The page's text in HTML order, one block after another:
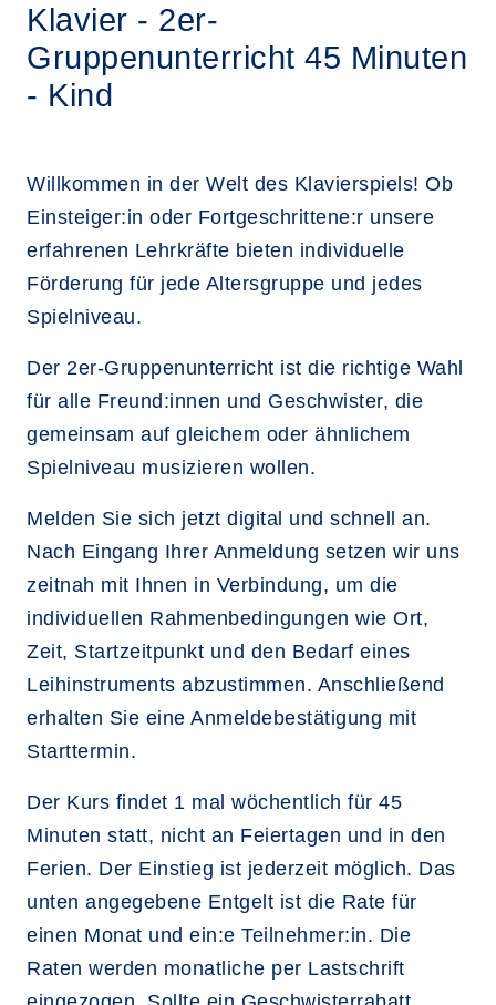
Klavier - 2er-
Gruppenunterricht 45 Minuten
- Kind
Willkommen in der Welt des Klavierspiels! Ob
Einsteiger:in oder Fortgeschrittene:r unsere
erfahrenen Lehrkräfte bieten individuelle
Förderung für jede Altersgruppe und jedes
Spielniveau.
Der 2er-Gruppenunterricht ist die richtige Wahl
für alle Freund:innen und Geschwister, die
gemeinsam auf gleichem oder ähnlichem
Spielniveau musizieren wollen.
Melden Sie sich jetzt digital und schnell an.
Nach Eingang Ihrer Anmeldung setzen wir uns
zeitnah mit Ihnen in Verbindung, um die
individuellen Rahmenbedingungen wie Ort,
Zeit, Startzeitpunkt und den Bedarf eines
Leihinstruments abzustimmen. Anschließend
erhalten Sie eine Anmeldebestätigung mit
Starttermin.
Der Kurs findet 1 mal wöchentlich für 45
Minuten statt, nicht an Feiertagen und in den
Ferien. Der Einstieg ist jederzeit möglich. Das
unten angegebene Entgelt ist die Rate für
einen Monat und ein:e Teilnehmer:in. Die
Raten werden monatliche per Lastschrift